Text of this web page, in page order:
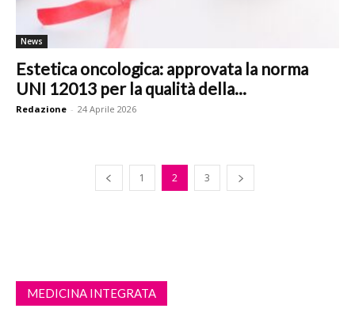
News
Estetica oncologica: approvata la norma
UNI 12013 per la qualità della...
Redazione - 24 Aprile 2026
1 2 3
MEDICINA INTEGRATA